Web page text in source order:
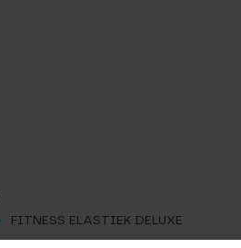
FITNESS ELASTIEK DELUXE
FITNESS ELASTIEK